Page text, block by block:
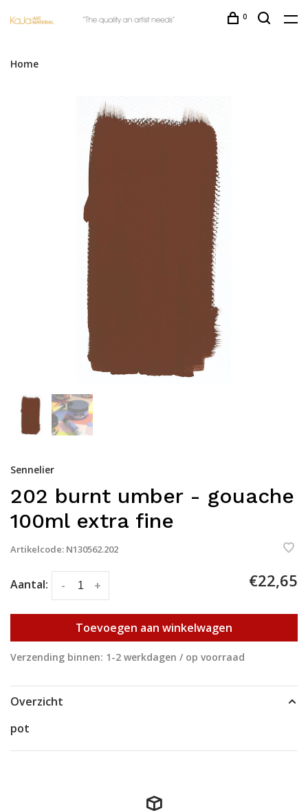
0
Home
Sennelier
202 burnt umber - gouache
100ml extra fine
Artikelcode: N130562.202
Aantal: +
- €22,65
Toevoegen aan winkelwagen
Verzending binnen: 1-2 werkdagen / op voorraad
Overzicht
pot